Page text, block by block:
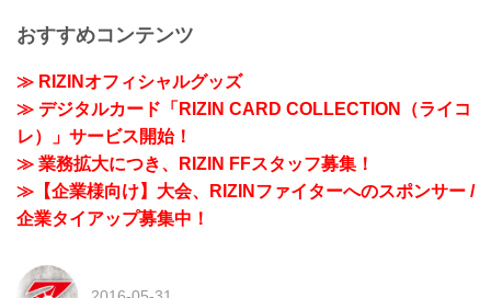
おすすめコンテンツ
≫ RIZINオフィシャルグッズ
≫ デジタルカード「RIZIN CARD COLLECTION（ライコ
レ）」サービス開始！
≫ 業務拡大につき、RIZIN FFスタッフ募集！
≫【企業様向け】大会、RIZINファイターへのスポンサー /
企業タイアップ募集中！